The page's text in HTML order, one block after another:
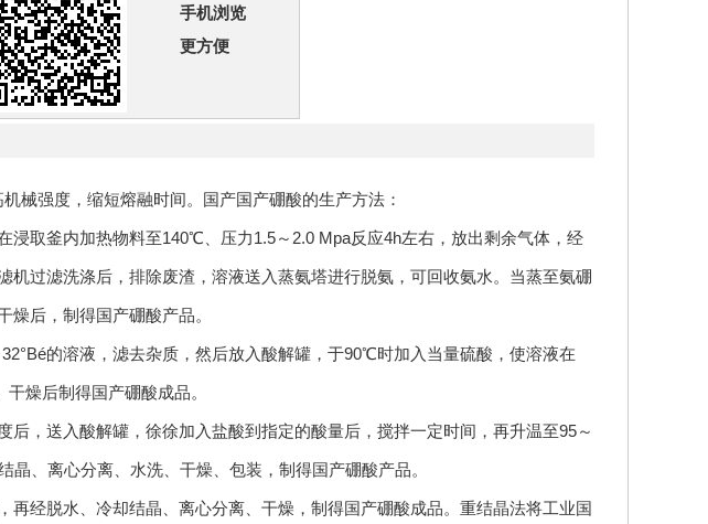
手机浏览
更方便
械强度，缩短熔融时间。国产国产硼酸的生产方法：
取釜内加热物料至140℃、压力1.5～2.0 Mpa反应4h左右，放出剩余气体，经
过滤洗涤后，排除废渣，溶液送入蒸氨塔进行脱氨，可回收氨水。当蒸至氨硼
燥后，制得国产硼酸产品。
的溶液，滤去杂质，然后放入酸解罐，于90℃时加入当量硫酸，使溶液在
燥后制得国产硼酸成品。
，送入酸解罐，徐徐加入盐酸到指定的酸量后，搅拌一定时间，再升温至95～
、离心分离、水洗、干燥、包装，制得国产硼酸产品。
经脱水、冷却结晶、离心分离、干燥，制得国产硼酸成品。重结晶法将工业国